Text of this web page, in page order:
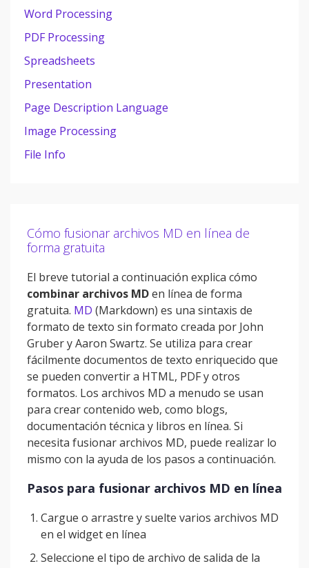
Word Processing
PDF Processing
Spreadsheets
Presentation
Page Description Language
Image Processing
File Info
Cómo fusionar archivos MD en línea de
forma gratuita
El breve tutorial a continuación explica cómo
combinar archivos MDen línea de forma
gratuita. MD (Markdown) es una sintaxis de
formato de texto sin formato creada por John
Gruber y Aaron Swartz. Se utiliza para crear
fácilmente documentos de texto enriquecido que
se pueden convertir a HTML, PDF y otros
formatos. Los archivos MD a menudo se usan
para crear contenido web, como blogs,
documentación técnica y libros en línea. Si
necesita fusionar archivos MD, puede realizar lo
mismo con la ayuda de los pasos a continuación.
Pasos para fusionar archivos MD en línea
Cargue o arrastre y suelte varios archivos MD
en el widget en línea
Seleccione el tipo de archivo de salida de la